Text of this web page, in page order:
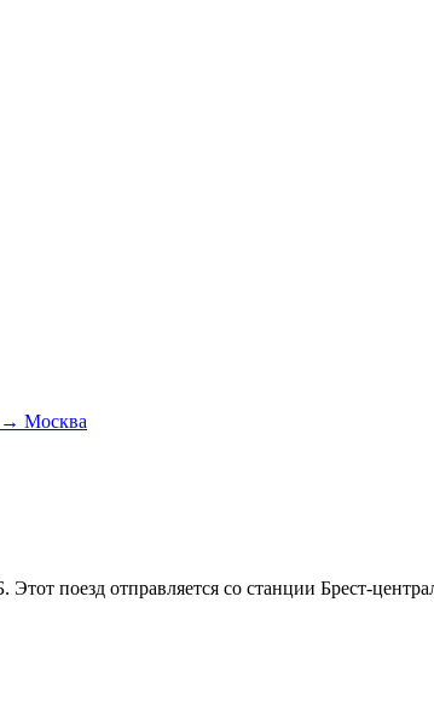
→ Москва
поезд отправляется со станции Брест-